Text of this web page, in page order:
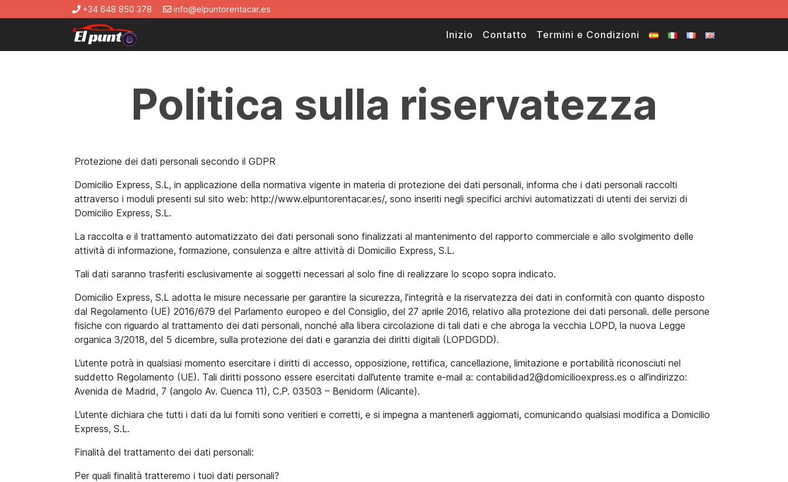
+34 648 850 378 info@elpuntorentacar.es
Inizio Contatto Termini e Condizioni
Politica sulla riservatezza
Protezione dei dati personali secondo il GDPR
Domicilio Express, S.L, in applicazione della normativa vigente in materia di protezione dei dati personali, informa che i dati personali raccolti
attraverso i moduli presenti sul sito web: http://www.elpuntorentacar.es/, sono inseriti negli specifici archivi automatizzati di utenti dei servizi di
Domicilio Express, S.L.
La raccolta e il trattamento automatizzato dei dati personali sono finalizzati al mantenimento del rapporto commerciale e allo svolgimento delle
attività di informazione, formazione, consulenza e altre attività di Domicilio Express, S.L.
Tali dati saranno trasferiti esclusivamente ai soggetti necessari al solo fine di realizzare lo scopo sopra indicato.
Domicilio Express, S.L adotta le misure necessarie per garantire la sicurezza, l’integrità e la riservatezza dei dati in conformità con quanto disposto
dal Regolamento (UE) 2016/679 del Parlamento europeo e del Consiglio, del 27 aprile 2016, relativo alla protezione dei dati personali. delle persone
fisiche con riguardo al trattamento dei dati personali, nonché alla libera circolazione di tali dati e che abroga la vecchia LOPD, la nuova Legge
organica 3/2018, del 5 dicembre, sulla protezione dei dati e garanzia dei diritti digitali (LOPDGDD).
L’utente potrà in qualsiasi momento esercitare i diritti di accesso, opposizione, rettifica, cancellazione, limitazione e portabilità riconosciuti nel
suddetto Regolamento (UE). Tali diritti possono essere esercitati dall’utente tramite e-mail a: contabilidad2@domicilioexpress.es o all’indirizzo:
Avenida de Madrid, 7 (angolo Av. Cuenca 11), C.P. 03503 – Benidorm (Alicante).
L’utente dichiara che tutti i dati da lui forniti sono veritieri e corretti, e si impegna a mantenerli aggiornati, comunicando qualsiasi modifica a Domicilio
Express, S.L.
Finalità del trattamento dei dati personali:
Per quali finalità tratteremo i tuoi dati personali?